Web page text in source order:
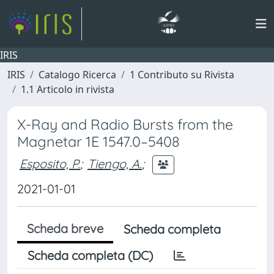
IRIS
IRIS
Catalogo Ricerca
1 Contributo su Rivista
1.1 Articolo in rivista
X-Ray and Radio Bursts from the
Magnetar 1E 1547.0–5408
Esposito, P.; Tiengo, A.;
2021-01-01
Scheda breve
Scheda completa
Scheda completa (DC)